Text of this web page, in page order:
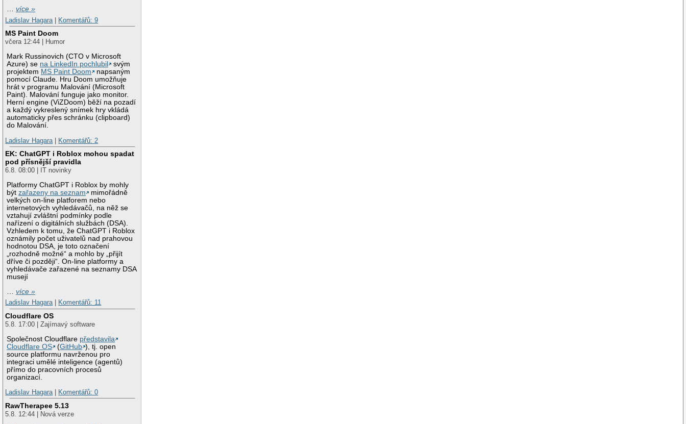
…více »
Ladislav Hagara
Komentářů: 9
MS Paint Doom
včera 12:44 | Humor
Mark Russinovich (CTO v Microsoft
Azure) se na LinkedIn pochlubil
svým
projektem MS Paint Doom
napsaným
pomocí Claude. Hru Doom umožňuje
hrát v programu Malování (Microsoft
Paint). Malování funguje jako monitor.
Herní engine (ViZDoom) běží na pozadí
a každý vykreslený snímek hry vkládá
automaticky přes schránku (clipboard)
do Malování.
Ladislav Hagara
Komentářů: 2
EK: ChatGPT i Roblox mohou spadat
pod přísnější pravidla
6.8. 08:00 | IT novinky
Platformy ChatGPT i Roblox by mohly
býtzařazeny na seznam
mimořádně
velkých on-line platforem nebo
internetových vyhledávačů, na něž se
vztahují zvláštní podmínky podle
nařízení o digitálních službách (DSA).
Vzhledem k tomu, že ChatGPT i Roblox
oznámily počet uživatelů nad prahovou
hodnotou DSA, je toto označení
„rozhodně možné“ a mohlo by „přijít
dříve či později“. On-line platformy a
vyhledávače zařazené na seznamy DSA
musejí
…více »
Ladislav Hagara| Komentářů: 11
Cloudflare OS
5.8. 17:00 | Zajímavý software
Společnost Cloudflare představila
Cloudflare OS
(GitHub ), tj. open
source platformu navrženou pro
integraci umělé inteligence (agentů)
přímo do pracovních procesů
organizací.
Ladislav Hagara| Komentářů: 0
RawTherapee 5.13
5.8. 12:44 | Nová verze